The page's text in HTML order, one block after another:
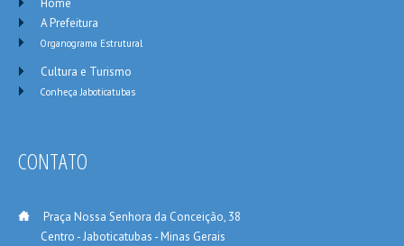
Home
A Prefeitura
Organograma Estrutural
Cultura e Turismo
Conheça Jaboticatubas
CONTATO
Praça Nossa Senhora da Conceição, 38
Centro - Jaboticatubas - Minas Gerais